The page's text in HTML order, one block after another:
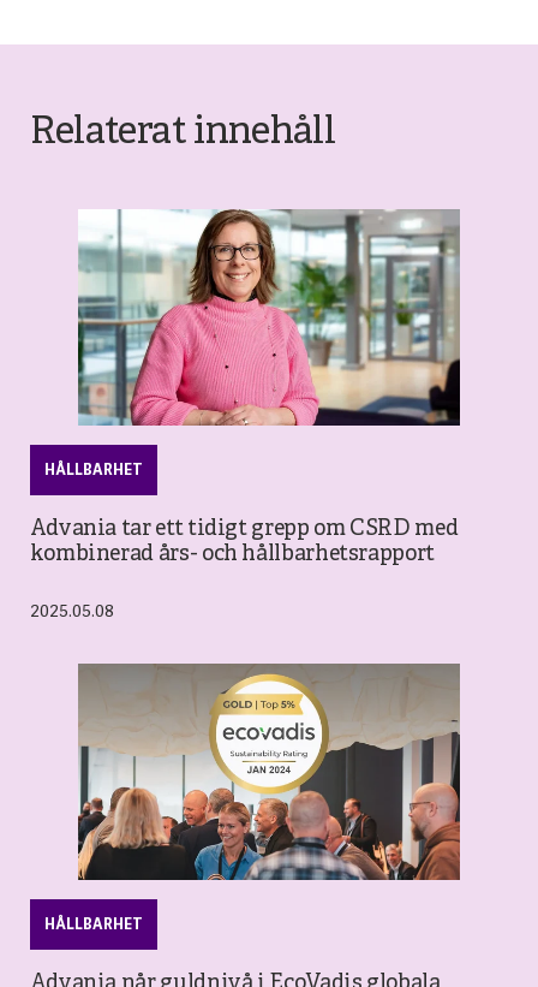
Relaterat innehåll
HÅLLBARHET
Advania tar ett tidigt grepp om CSRD med
kombinerad års- och hållbarhetsrapport
2025.05.08
HÅLLBARHET